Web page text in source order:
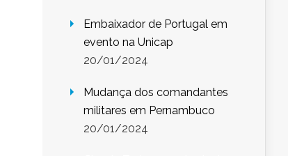
Embaixador de Portugal em
evento na Unicap
20/01/2024
Mudança dos comandantes
militares em Pernambuco
20/01/2024